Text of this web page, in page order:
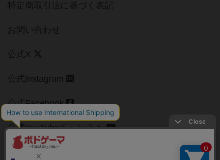
特定商取引法に基づく表記
お問い合わせ
公式X
公式instagram
公式Facebook
公式YouTubeチャンネル